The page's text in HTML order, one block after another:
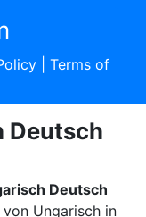
| Terms of
Deutsch
Deutsch
Ungarisch in